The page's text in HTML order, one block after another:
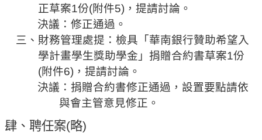
活
正草案1份(附件5) ，提請討論。
決議：修正通過。
三、財務管理處提：檢具「華南銀行贊助希望入
學計畫學生獎助學金」捐贈合約書草案1份
(附件6) ，提請討論。
決議：捐贈合約書修正通過，設置要點請依
與會主管意見修正。
肆、聘任案(略)